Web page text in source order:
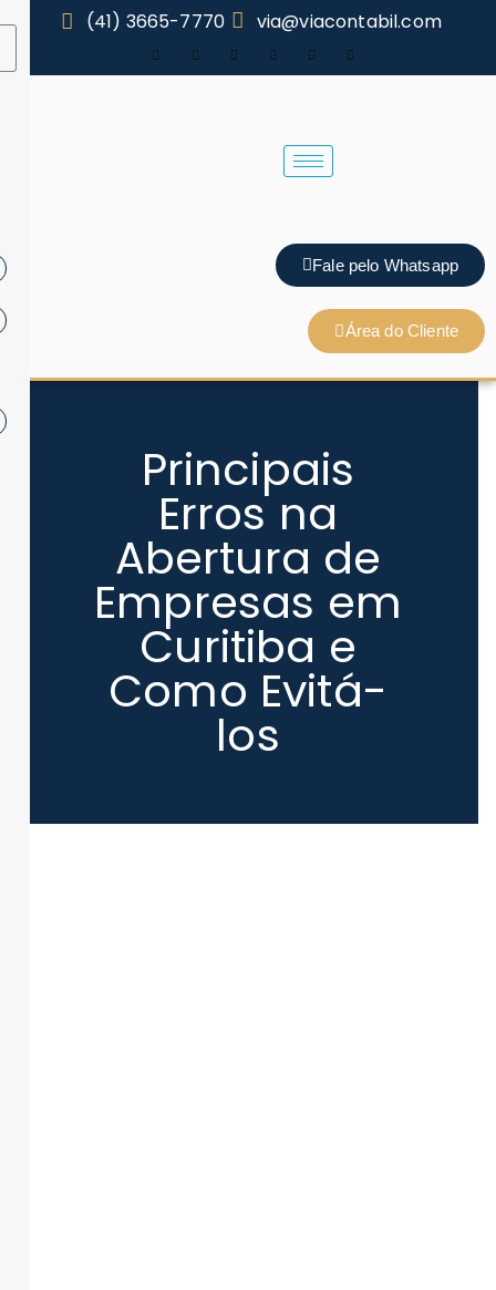
(41) 3665-7770 via@viacontabil.com
Fale pelo Whatsapp
Área do Cliente
Principais
Erros na
Abertura de
Empresas em
Curitiba e
Como Evitá-
los